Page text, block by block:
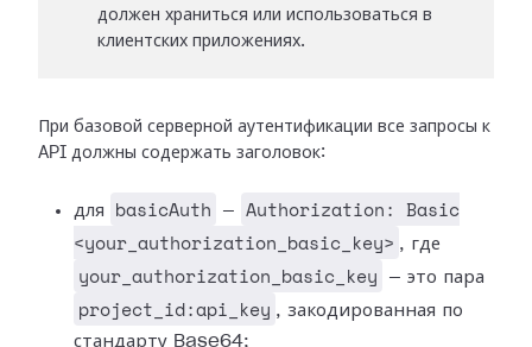
должен храниться или использоваться в
клиентских приложениях.
При базовой серверной аутентификации все запросы к
API должны содержать заголовок:
для basicAuth —
Authorization: Basic
<your_authorization_basic_key> , где
your_authorization_basic_key — это пара
project_id:api_key , закодированная по
стандарту Base64;